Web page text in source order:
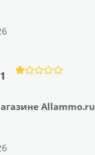
1
Allammo.ru